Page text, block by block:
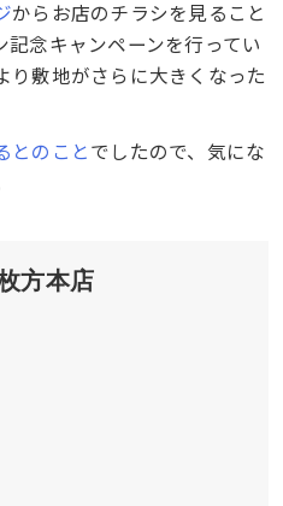
からお店のチラシを見ること
念キャンペーンを行ってい
り敷地がさらに大きくなった
とのことでしたので、気にな
方本店